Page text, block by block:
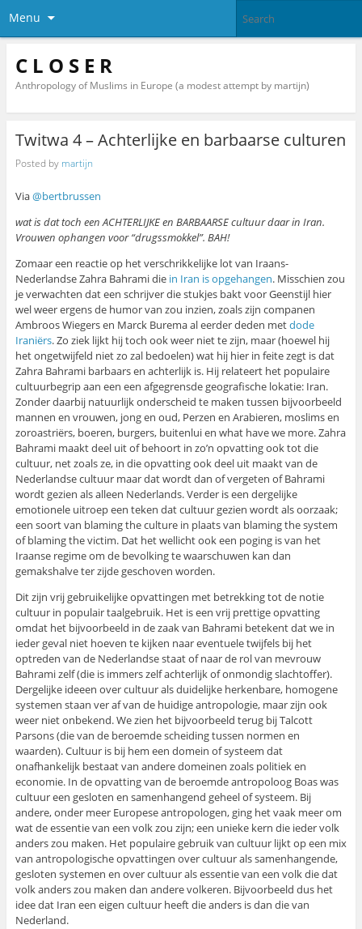
Menu
C L O S E R
Anthropology of Muslims in Europe (a modest attempt by martijn)
Twitwa 4 – Achterlijke en barbaarse culturen
Posted by martijn
Via@bertbrussen
wat is dat toch een ACHTERLIJKE en BARBAARSE cultuur daar in Iran.
Vrouwen ophangen voor “drugssmokkel”. BAH!
Zomaar een reactie op het verschrikkelijke lot van Iraans-
Nederlandse Zahra Bahrami die in Iran is opgehangen. Misschien zou
je verwachten dat een schrijver die stukjes bakt voor Geenstijl hier
wel weer ergens de humor van zou inzien, zoals zijn companen
Ambroos Wiegers en Marck Burema al eerder deden metdode
Iraniërs. Zo ziek lijkt hij toch ook weer niet te zijn, maar (hoewel hij
het ongetwijfeld niet zo zal bedoelen) wat hij hier in feite zegt is dat
Zahra Bahrami barbaars en achterlijk is. Hij relateert het populaire
cultuurbegrip aan een een afgegrensde geografische lokatie: Iran.
Zonder daarbij natuurlijk onderscheid te maken tussen bijvoorbeeld
mannen en vrouwen, jong en oud, Perzen en Arabieren, moslims en
zoroastriërs, boeren, burgers, buitenlui en what have we more. Zahra
Bahrami maakt deel uit of behoort in zo’n opvatting ook tot die
cultuur, net zoals ze, in die opvatting ook deel uit maakt van de
Nederlandse cultuur maar dat wordt dan of vergeten of Bahrami
wordt gezien als alleen Nederlands. Verder is een dergelijke
emotionele uitroep een teken dat cultuur gezien wordt als oorzaak;
een soort van blaming the culture in plaats van blaming the system
of blaming the victim. Dat het wellicht ook een poging is van het
Iraanse regime om de bevolking te waarschuwen kan dan
gemakshalve ter zijde geschoven worden.
Dit zijn vrij gebruikelijke opvattingen met betrekking tot de notie
cultuur in populair taalgebruik. Het is een vrij prettige opvatting
omdat het bijvoorbeeld in de zaak van Bahrami betekent dat we in
ieder geval niet hoeven te kijken naar eventuele twijfels bij het
optreden van de Nederlandse staat of naar de rol van mevrouw
Bahrami zelf (die is immers zelf achterlijk of onmondig slachtoffer).
Dergelijke ideeen over cultuur als duidelijke herkenbare, homogene
systemen staan ver af van de huidige antropologie, maar zijn ook
weer niet onbekend. We zien het bijvoorbeeld terug bij Talcott
Parsons (die van de beroemde scheiding tussen normen en
waarden). Cultuur is bij hem een domein of systeem dat
onafhankelijk bestaat van andere domeinen zoals politiek en
economie. In de opvatting van de beroemde antropoloog Boas was
cultuur een gesloten en samenhangend geheel of systeem. Bij
andere, onder meer Europese antropologen, ging het vaak meer om
wat de essentie van een volk zou zijn; een unieke kern die ieder volk
anders zou maken. Het populaire gebruik van cultuur lijkt op een mix
van antropologische opvattingen over cultuur als samenhangende,
gesloten systemen en over cultuur als essentie van een volk die dat
volk anders zou maken dan andere volkeren. Bijvoorbeeld dus het
idee dat Iran een eigen cultuur heeft die anders is dan die van
Nederland.